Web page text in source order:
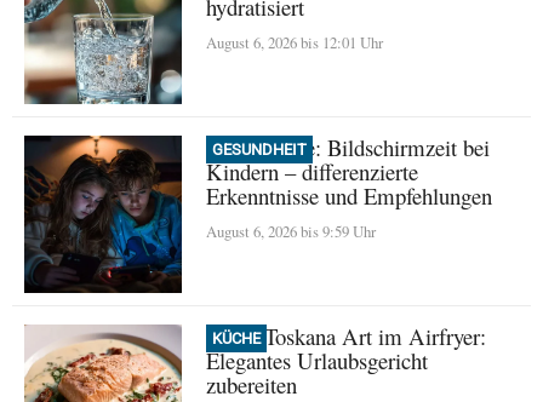
hydratisiert
August 6, 2026 bis 12:01 Uhr
GESUNDHEIT
Neue Studie: Bildschirmzeit bei
Kindern – differenzierte
Erkenntnisse und Empfehlungen
August 6, 2026 bis 9:59 Uhr
KÜCHE
Lachs Toskana Art im Airfryer:
Elegantes Urlaubsgericht
zubereiten